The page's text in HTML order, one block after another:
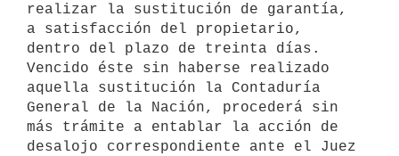
realizar la sustitución de garantía,
a satisfacción del propietario,
dentro del plazo de treinta días.
Vencido éste sin haberse realizado
aquella sustitución la Contaduría
General de la Nación, procederá sin
más trámite a entablar la acción de
desalojo correspondiente ante el Juez